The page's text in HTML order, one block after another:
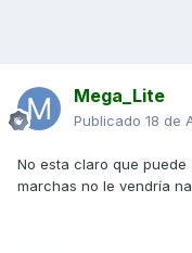
Mega_Lite
Publicado 18 de
No esta claro que
marchas no le vendría